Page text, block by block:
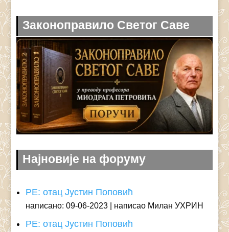
Законоправило Светог Саве
Најновије на форуму
РЕ: отац Јустин Поповић
написано: 09-06-2023 написао Милан УХРИН
РЕ: отац Јустин Поповић